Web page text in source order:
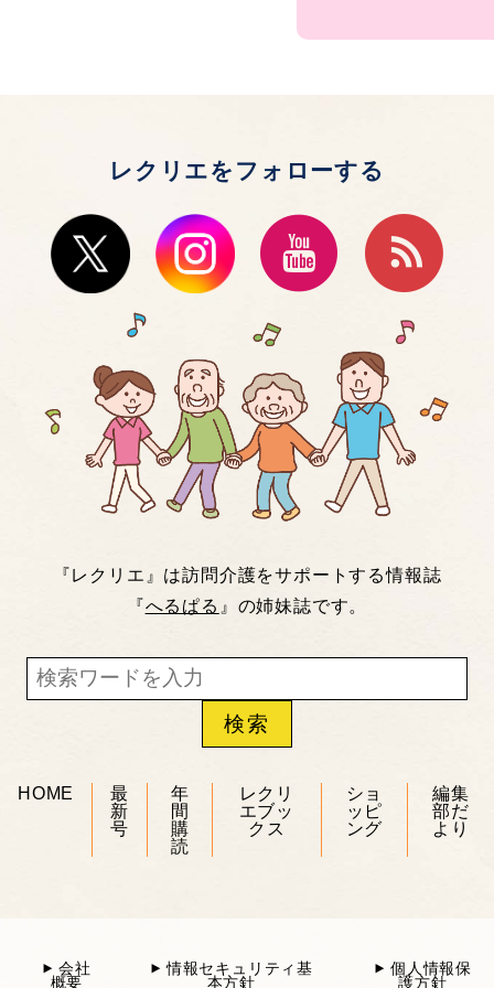
レクリエをフォローする
『レクリエ』は訪問介護をサポートする情報誌
『へるぱる 』の姉妹誌です。
HOME
最
新
号
年
間
購
読
レクリ
エブッ
クス
ショ
ッピ
ング
編集
部だ
より
会社
概要
情報セキュリティ基
本方針
個人情報保
護方針